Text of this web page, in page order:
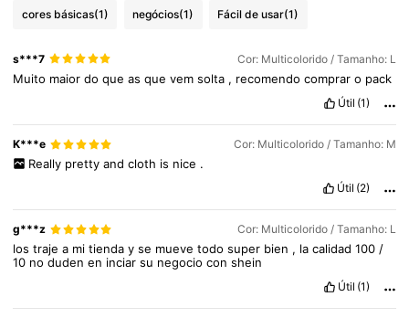
4,91
cores básicas(1) negócios(1) Fácil de usar(1)
s***7 Cor: Multicolorido / Tamanho: L
Muito maiordoqueasquevemsolta , recomendocompraro pack
Útil (1)
K***e Cor: Multicolorido / Tamanho: M
Really pretty and cloth is nice .
Útil (2)
g***z Cor: Multicolorido / Tamanho: L
lostrajea mitiendayse muevetodosuper bien , lacalidad100/
10 nodudenen inciarsu negocioconshein
Útil (1)